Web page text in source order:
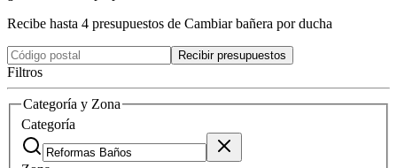
Recibe hasta 4 presupuestos de Cambiar bañera por ducha
Recibir presupuestos
Filtros
Categoría y Zona
Categoría